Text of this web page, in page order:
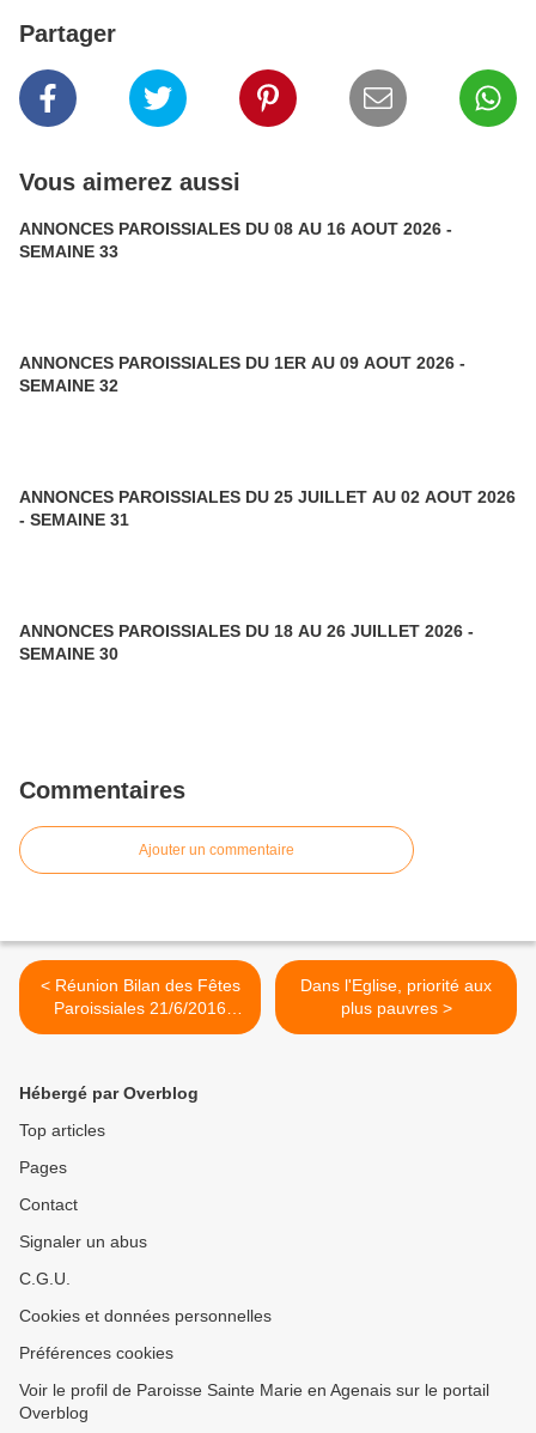
Partager
Vous aimerez aussi
ANNONCES PAROISSIALES DU 08 AU 16 AOUT 2026 -
SEMAINE 33
ANNONCES PAROISSIALES DU 1ER AU 09 AOUT 2026 -
SEMAINE 32
ANNONCES PAROISSIALES DU 25 JUILLET AU 02 AOUT 2026
- SEMAINE 31
ANNONCES PAROISSIALES DU 18 AU 26 JUILLET 2026 -
SEMAINE 30
Commentaires
Ajouter un commentaire
< Réunion Bilan des Fêtes
Paroissiales 21/6/2016
(Artigues)
Dans l'Eglise, priorité aux
plus pauvres >
Hébergé par Overblog
Top articles
Pages
Contact
Signaler un abus
C.G.U.
Cookies et données personnelles
Préférences cookies
Voir le profil de Paroisse Sainte Marie en Agenais sur le portail
Overblog